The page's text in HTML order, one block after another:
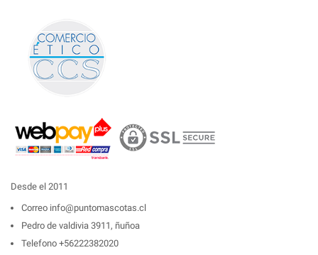
Desde el 2011
Correo info@puntomascotas.cl
Pedro de valdivia 3911, ñuñoa
Telefono +56222382020